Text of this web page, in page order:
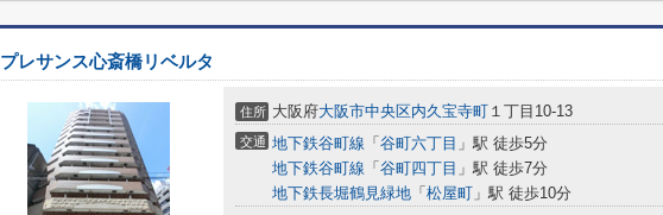
プレサンス心斎橋リベルタ
住所 大阪府大阪市中央区内久宝寺町 １丁目10-13
交通 地下鉄谷町線 「 谷町六丁目 」駅 徒歩5分
地下鉄谷町線 「 谷町四丁目 」駅 徒歩7分
地下鉄長堀鶴見緑地 「 松屋町 」駅 徒歩10分